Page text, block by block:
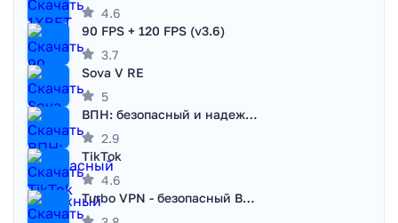
4.6
90 FPS + 120 FPS (v3.6)
3.7
Sova V RE
5
ВПН: безопасный и надежный VPN
2.9
TikTok
4.6
Turbo VPN - безопасный ВПН